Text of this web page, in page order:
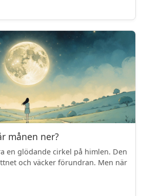
månen ner?
en glödande cirkel på himlen. Den
och väcker förundran. Men när